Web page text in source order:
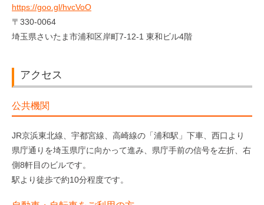
https://goo.gl/hvcVoO
〒330-0064
埼玉県さいたま市浦和区岸町7-12-1 東和ビル4階
アクセス
公共機関
JR京浜東北線、宇都宮線、高崎線の「浦和駅」下車、西口より
県庁通りを埼玉県庁に向かって進み、県庁手前の信号を左折、右
側8軒目のビルです。
駅より徒歩で約10分程度です。